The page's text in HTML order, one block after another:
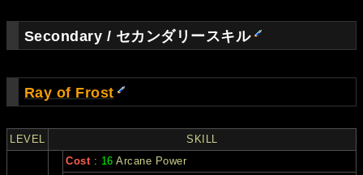
Secondary / セカンダリースキル
Ray of Frost
LEVEL SKILL
Cost: 16 Arcane Power